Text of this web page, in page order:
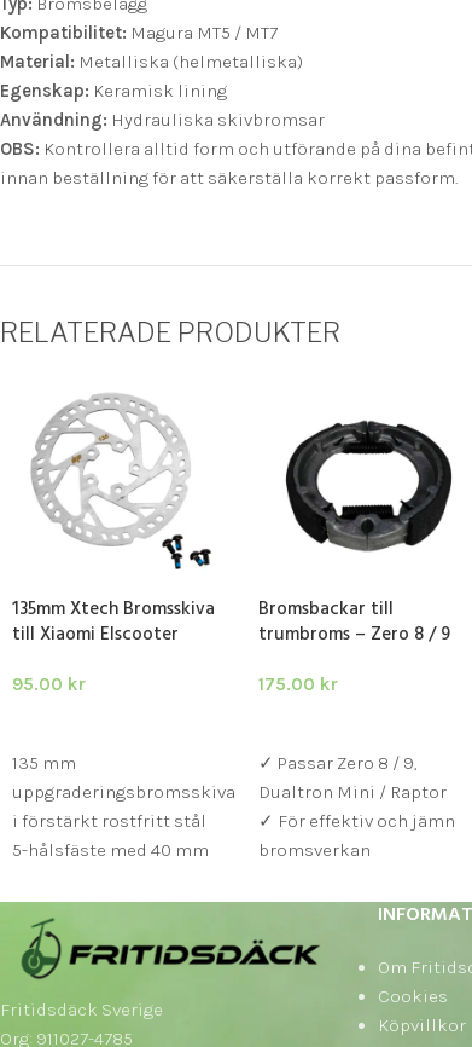
Kompatibilitet: Magura MT5 / MT7
Material: Metalliska (helmetalliska)
Egenskap: Keramisk lining
Användning: Hydrauliska skivbromsar
OBS: Kontrollera alltid form och utförande på dina
innan beställning för att säkerställa korrekt passform.
RELATERADE PRODUKTER
135mm Xtech Bromsskiva
till Xiaomi Elscooter
95.00 kr
135 mm
uppgraderingsbromsskiva
i förstärkt rostfritt stål
5-hålsfäste med 40 mm
Xiaomi-standard
Kompatibel med Xtech
semi-hydrauliska
Bromsbackar till
trumbroms – Zero 8 / 9
175.00 kr
✓ Passar Zero 8 / 9,
Dualtron Mini / Raptor
✓ För effektiv och jämn
bromsverkan
Fritidsdäck Sverige
Org: 911027-4785
Om
Cookies
Köpvillkor